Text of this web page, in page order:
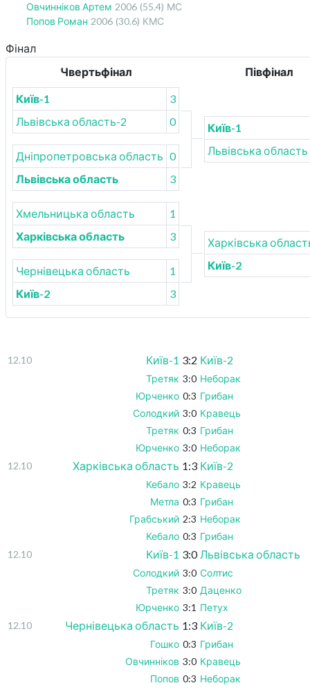
Овчинніков Артем 2006 (55.4) МС
Попов Роман 2006 (30.6) КМС
Фінал
Чвертьфінал
Півфінал
Київ-1
3
Львівська область-2
0
Дніпропетровська область 0
Львівська область
3
Хмельницька область
1
Харківська область
3
Чернівецька область
1
Київ-2
3
Київ-1
Львівська область
Харківська
Київ-2
12.10 Київ-1 3:2 Київ-2
Третяк 3:0 Неборак
Юрченко 0:3 Грибан
Солодкий 3:0 Кравець
Третяк 0:3 Грибан
Юрченко 3:0 Неборак
12.10
Харківська область 1:3 Київ-2
Кебало 3:2 Кравець
Метла 0:3 Грибан
Грабський 2:3 Неборак
Кебало 0:3 Грибан
12.10
Київ-1 3:0 Львівська область
Солодкий 3:0 Солтис
Третяк 3:0 Даценко
Юрченко 3:1 Петух
12.10
Чернівецька область 1:3 Київ-2
Гошко 0:3 Грибан
Овчинніков 3:0 Кравець
Попов 0:3 Неборак